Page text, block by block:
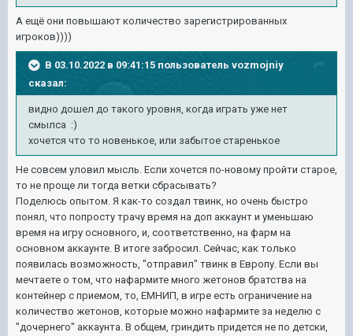
А ещё они повышают количество зарегистрированных
игроков))))
В 03.10.2022 в 09:41:15 пользователь vozmojniy
сказал:
видно дошел до такого уровня, когда играть уже нет
смылса :)
хочется что то новенькое, или забытое старенькое
Не совсем уловил мысль. Если хочется по-новому пройти старое,
то не проще ли тогда ветки сбрасывать?
Поделюсь опытом. Я как-то создал твинк, но очень быстро
понял, что попросту трачу время на доп аккаунт и уменьшаю
время на игру основного, и, соответственно, на фарм на
основном аккаунте. В итоге забросил. Сейчас, как только
появилась возможность, "отправил" твинк в Европу. Если вы
мечтаете о том, что нафармите много жетонов братства на
контейнер с приемом, то, ЕМНИП, в игре есть ограничение на
количество жетонов, которые можно нафармите за неделю с
"дочернего" аккаунта. В общем, гриндить придется не по детски,